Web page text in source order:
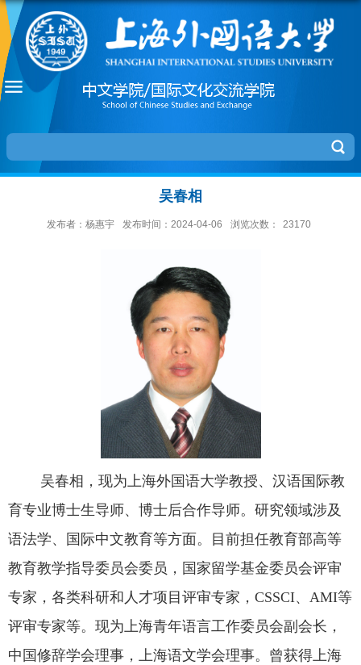
吴春相
发布者：杨惠宇 发布时间：2024-04-06 浏览次数： 23170
吴春相，现为上海外国语大学教授、汉语国际教
育专业博士生导师、博士后合作导师。研究领域涉及
语法学、国际中文教育等方面。目前担任教育部高等
教育教学指导委员会委员，国家留学基金委员会评审
专家，各类科研和人才项目评审专家，CSSCI、AMI等
评审专家等。现为上海青年语言工作委员会副会长，
中国修辞学会理事，上海语文学会理事。曾获得上海